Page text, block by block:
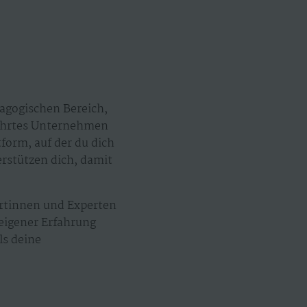
Bereich,
Unternehmen
auf der du dich
dich, damit
und Experten
Erfahrung
deine